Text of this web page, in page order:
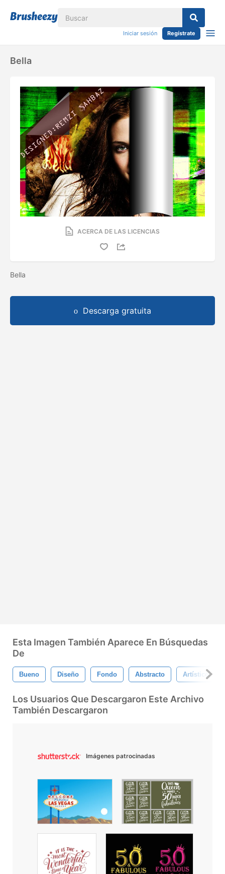
Iniciar sesión Regístrate
Bella
ACERCA DE LAS LICENCIAS
Bella
Descarga gratuita
Esta Imagen También Aparece En Búsquedas
De
Bueno Diseño Fondo Abstracto Artístico
Los Usuarios Que Descargaron Este Archivo
También Descargaron
Imágenes patrocinadas